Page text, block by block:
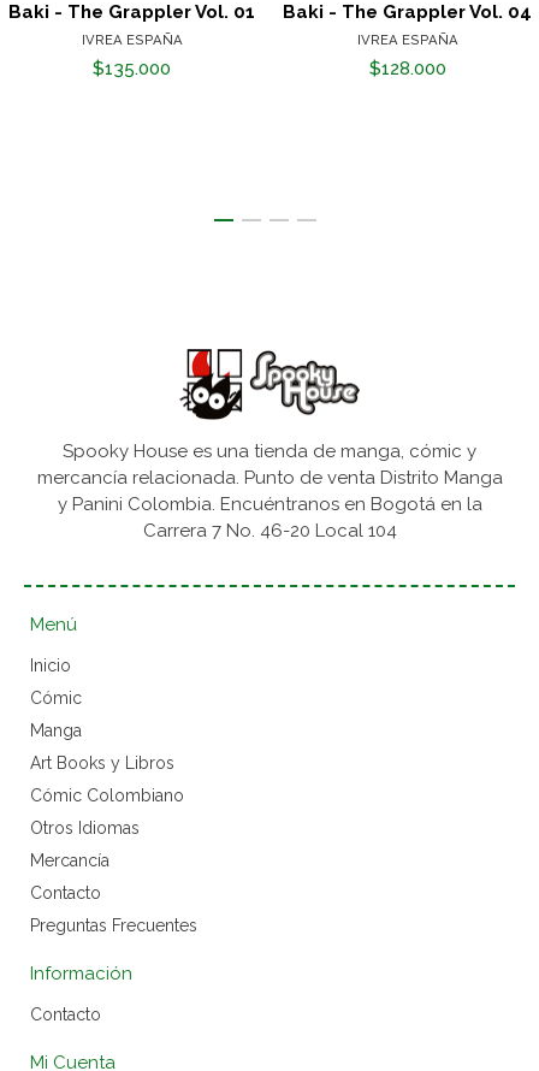
Baki - The Grappler Vol. 01
IVREA ESPAÑA
$135.000
Baki - The Grappler Vol. 04
IVREA ESPAÑA
$128.000
Spooky House es una tienda de manga, cómic y
mercancía relacionada. Punto de venta Distrito Manga
y Panini Colombia. Encuéntranos en Bogotá en la
Carrera 7 No. 46-20 Local 104
Menú
Inicio
Cómic
Manga
Art Books y Libros
Cómic Colombiano
Otros Idiomas
Mercancía
Contacto
Preguntas Frecuentes
Información
Contacto
Mi Cuenta